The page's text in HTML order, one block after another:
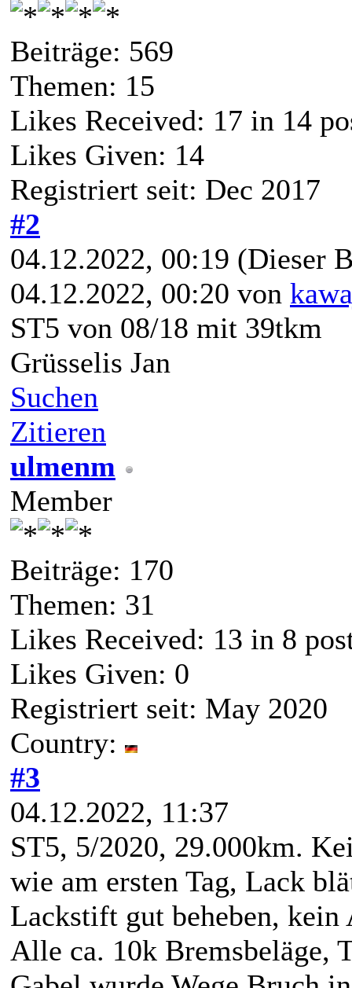
Beiträge: 569
Themen: 15
Likes Received: 17 in 14
Likes Given: 14
Registriert seit: Dec 2017
#2
04.12.2022, 00:19 (Dieser
04.12.2022, 00:20 von
ST5 von 08/18 mit 39tkm
Grüsselis Jan
Suchen
Zitieren
ulmenm
Member
Beiträge: 170
Themen: 31
Likes Received: 13 in 8
Likes Given: 0
Registriert seit: May 2020
Country:
#3
04.12.2022, 11:37
ST5, 5/2020, 29.000km.
wie am ersten Tag, Lack
Lackstift gut beheben, kein
Alle ca. 10k Bremsbeläge,